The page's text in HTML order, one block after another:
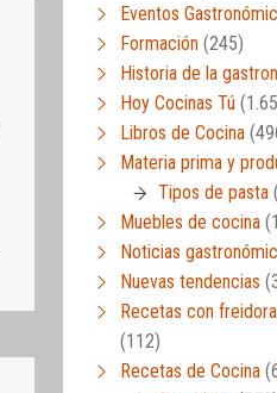
Eventos
Formación (245)
Historia de la
Hoy Cocinas Tú
Libros de Cocina
Materia prima y
Tipos de pasta
Muebles de cocina
Noticias
Nuevas tendencias
Recetas con
(112)
Recetas de Cocina